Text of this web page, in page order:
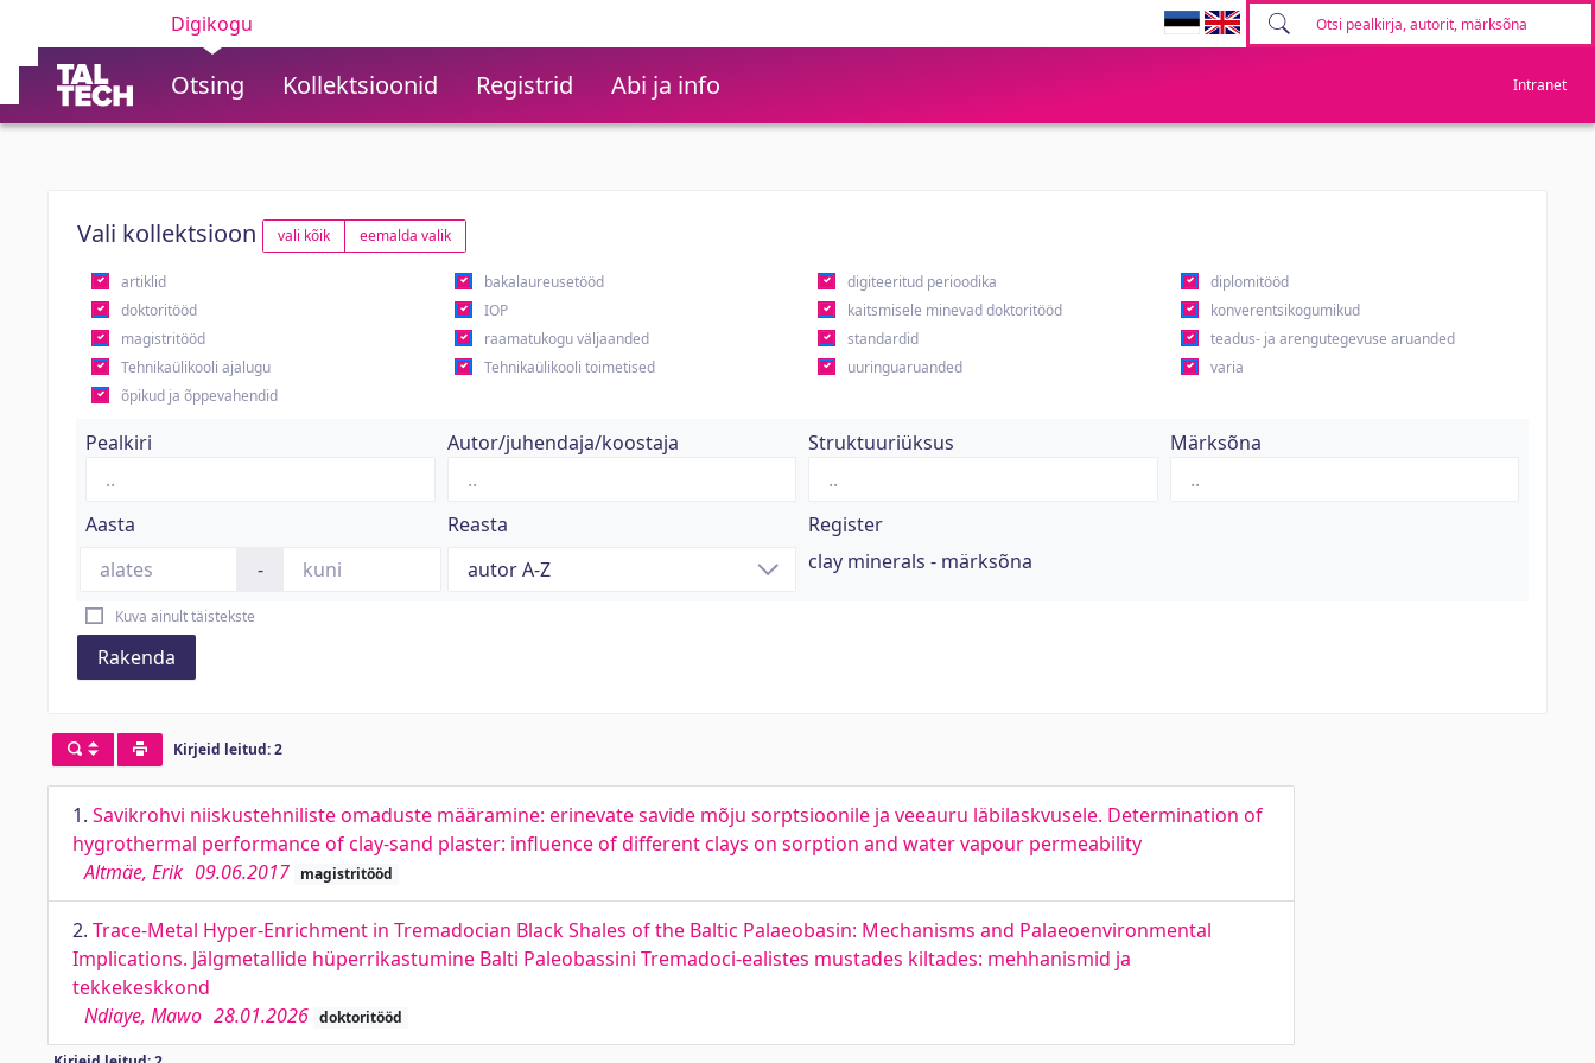
Digikogu
Otsing Kollektsioonid Registrid Abi ja info Intranet
Vali kollektsioon vali kõik eemalda valik
artiklid bakalaureusetööd digiteeritud perioodika
diplomitööd
doktoritööd
IOP kaitsmisele minevad doktoritööd
konverentsikogumikud
magistritööd
raamatukogu väljaanded standardid
teadus- ja arengutegevuse aruanded
Tehnikaülikooli ajalugu
Tehnikaülikooli toimetised uuringuaruanded
varia
õpikud ja õppevahendid
Pealkiri Autor/juhendaja/koostaja Struktuuriüksus Märksõna
Aasta
-
Reasta
Register
clay minerals - märksõna
Kuva ainult täistekste
Rakenda
Kirjeid leitud: 2
1. Savikrohvi niiskustehniliste omaduste määramine: erinevate savide mõju sorptsioonile ja veeauru läbilaskvusele. Determination of
hygrothermal performance of clay-sand plaster: influence of different clays on sorption and water vapour permeability
Altmäe, Erik 09.06.2017 magistritööd
2. Trace-Metal Hyper-Enrichment in Tremadocian Black Shales of the Baltic Palaeobasin: Mechanisms and Palaeoenvironmental
Implications. Jälgmetallide hüperrikastumine Balti Paleobassini Tremadoci-ealistes mustades kiltades: mehhanismid ja
tekkekeskkond
Ndiaye, Mawo 28.01.2026 doktoritööd